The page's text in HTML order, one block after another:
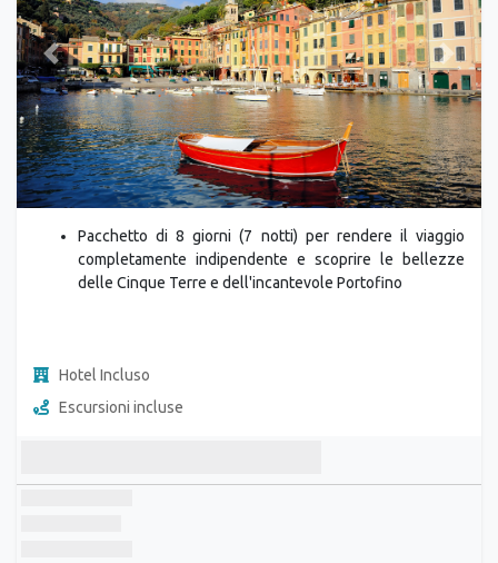
Previous Next
Pacchetto di 8 giorni (7 notti) per rendere il viaggio
completamente indipendente e scoprire le bellezze
delle Cinque Terre e dell'incantevole Portofino
Hotel Incluso
Escursioni incluse